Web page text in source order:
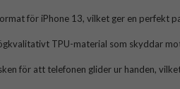
för iPhone 13, vilket ger en perfekt
TPU-material som skyddar
för att telefonen glider ur handen,